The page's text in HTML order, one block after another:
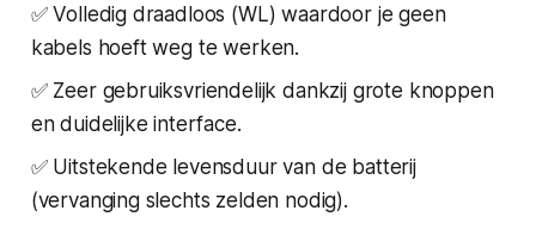
✅ Volledig draadloos (WL) waardoor je geen
kabels hoeft weg te werken.
✅ Zeer gebruiksvriendelijk dankzij grote knoppen
en duidelijke interface.
✅ Uitstekende levensduur van de batterij
(vervanging slechts zelden nodig).